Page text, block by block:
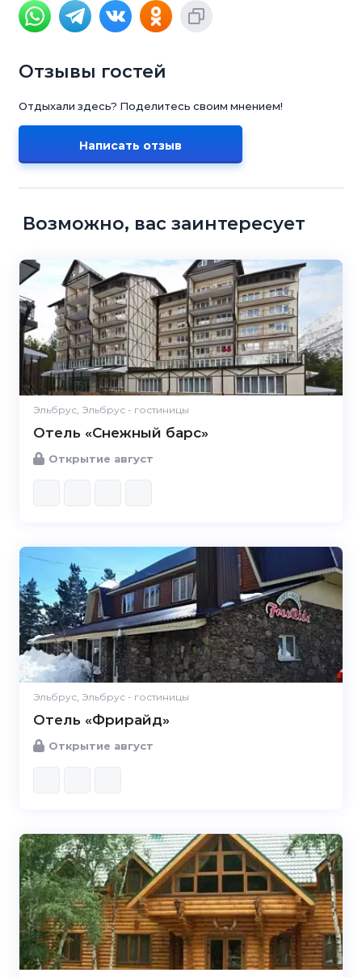
Отзывы гостей
Отдыхали здесь? Поделитесь своим мнением!
Написать отзыв
Возможно, вас заинтересует
Эльбрус, Эльбрус - гостиницы
Отель «Снежный барс»
Открытие август
Эльбрус, Эльбрус - гостиницы
Отель «Фрирайд»
Открытие август